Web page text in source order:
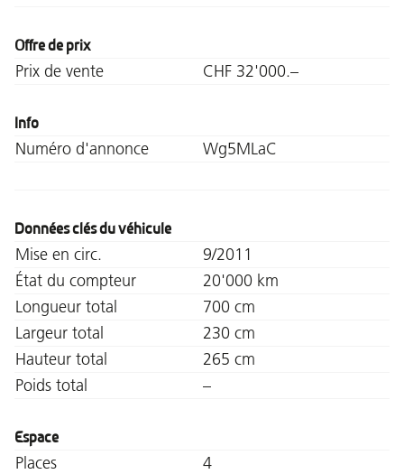
Offre de prix
Prix de vente CHF 32'000.–
Info
Numéro d'annonce Wg5MLaC
Données clés du véhicule
Mise en circ.
9/2011
État du compteur
20'000 km
Longueur total
700 cm
Largeur total
230 cm
Hauteur total
265 cm
Poids total
–
Espace
Places
4